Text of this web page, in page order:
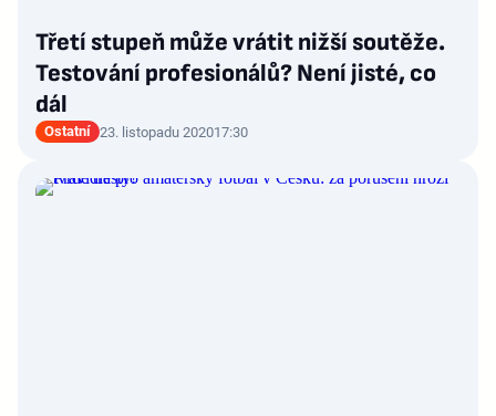
Třetí stupeň může vrátit nižší soutěže.
Testování profesionálů? Není jisté, co
dál
Ostatní 23. listopadu 202017:30